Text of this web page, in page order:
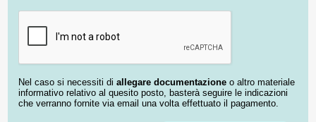
Nel caso si necessiti di allegare documentazione o altro materiale
informativo relativo al quesito posto, basterà seguire le indicazioni
che verranno fornite via email una volta effettuato il pagamento.